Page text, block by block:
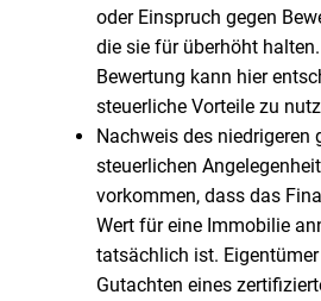
oder Einspruch gegen
die sie für überhöht
Bewertung kann hier
steuerliche Vorteile zu
Nachweis des niedrigeren
steuerlichen
vorkommen, dass das
Wert für eine Immobilie
tatsächlich ist.
Gutachten eines